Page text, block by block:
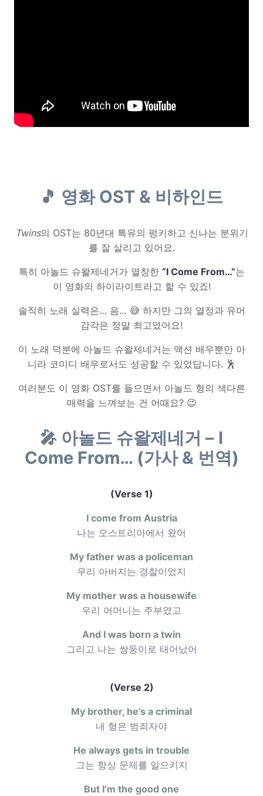
🎵 영화 OST & 비하인드
Twins의 OST는 80년대 특유의 펑키하고 신나는 분위기
를 잘 살리고 있어요.
특히 아놀드 슈왈제네거가 열창한 “I Come From…”는
이 영화의 하이라이트라고 할 수 있죠!
솔직히 노래 실력은… 음… 😅 하지만 그의 열정과 유머
감각은 정말 최고였어요!
이 노래 덕분에 아놀드 슈왈제네거는 액션 배우뿐만 아
니라 코미디 배우로서도 성공할 수 있었답니다. 🕺
여러분도 이 영화 OST를 들으면서 아놀드 형의 색다른
매력을 느껴보는 건 어때요? 😉
🎤 아놀드 슈왈제네거 – I
Come From… (가사 & 번역)
(Verse 1)
I come from Austria
나는 오스트리아에서 왔어
My father was a policeman
우리 아버지는 경찰이었지
My mother was a housewife
우리 어머니는 주부였고
And I was born a twin
그리고 나는 쌍둥이로 태어났어
(Verse 2)
My brother, he’s a criminal
내 형은 범죄자야
He always gets in trouble
그는 항상 문제를 일으키지
But I’m the good one